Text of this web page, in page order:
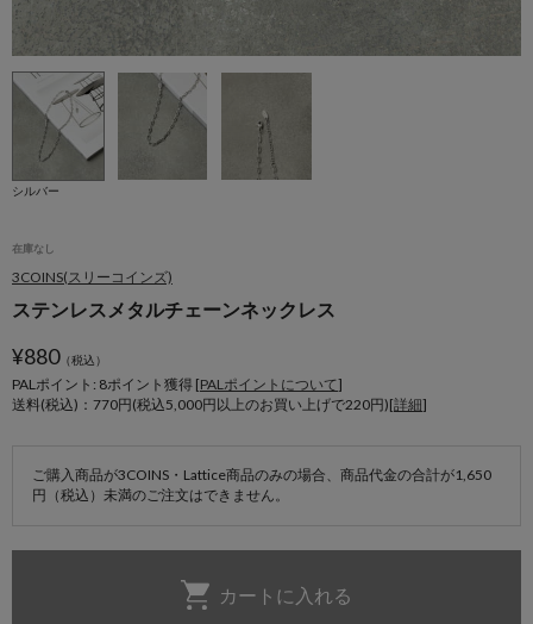
シルバー
在庫なし
3COINS(スリーコインズ)
ステンレスメタルチェーンネックレス
¥880（税込）
PALポイント: 8ポイント獲得 [PALポイントについて]
送料(税込)：770円(税込5,000円以上のお買い上げで220円)[詳細]
ご購入商品が3COINS・Lattice商品のみの場合、商品代金の合計が1,650
円（税込）未満のご注文はできません。